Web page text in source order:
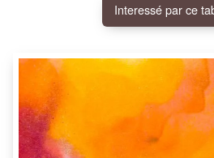
Interessé par ce